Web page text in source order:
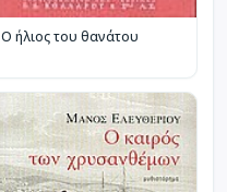
Ο ήλιος του θανάτου